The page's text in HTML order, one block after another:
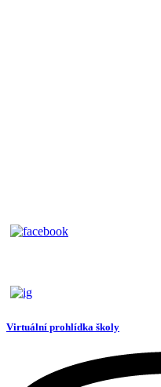
Virtuální prohlídka školy